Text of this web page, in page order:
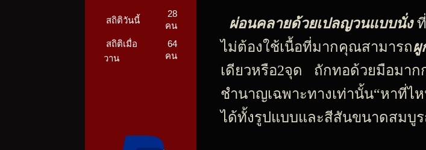
สถิติวันนี้
28
คน
สถิติเมื่อ
วาน
64
คน
ผ่อนคลายด้วยเปลญวนแบบนั่ง
ไม่ต้องใช้เนื้อที่มากคุณสามารถผู
เดียวหรือ2จุด ถักทอด้วยมือมา
ชำนาญเฉพาะทางเท่านั้น“หาที่ไ
ได้ทั้งรูปแบบและสีสันขนาดสมบู